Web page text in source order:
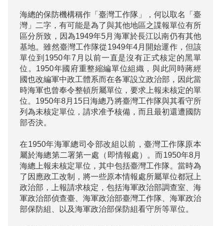
海總的保防機構稱作「臺灣工作隊」，何以取名「臺
灣」二字，有可能是為了與其他地區之諜報單位有所
區分所致，因為1949年5月海軍於長江以南仍有其他
基地。雖然臺灣工作隊從1949年4月開始運作，但該
單位到1950年7月以前一直是沒有正式核定的黑單
位。1950年國府重整縮編單位組織，與此同時蔣經
國也改編軍中政工體系而在各軍設立政治部，因此當
時海軍也曾奉令整頓所屬單位，要求上報未核定的單
位。1950年8月15日海總乃將臺灣工作隊與其看守所
列為未核定單位，請求准予核備，而且最初還遭國防
部否決。
在1950年海軍總司令部改組以前，臺灣工作隊原本
屬於海總第二署第一處（即情報處）。而1950年8月
海總上報未核定單位，其中包括臺灣工作隊。當時為
了因應政工改制，將一些原本情報處所屬單位都冠上
政治部，上報請求核定，包括海軍政治部調查室、海
軍政治部偵查臺、海軍政治部臺灣工作隊、海軍政治
部保防組、以及海軍政治部保防組看守所等單位。